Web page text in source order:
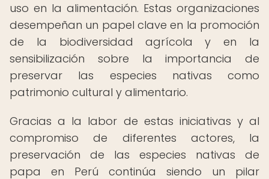
uso en la alimentación. Estas organizaciones
desempeñan un papel clave en la promoción
de la biodiversidad agrícola y en la
sensibilización sobre la importancia de
preservar las especies nativas como
patrimonio cultural y alimentario.
Gracias a la labor de estas iniciativas y al
compromiso de diferentes actores, la
preservación de las especies nativas de
papa en Perú continúa siendo un pilar